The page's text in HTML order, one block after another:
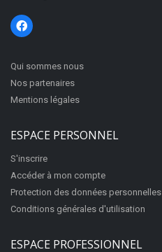
Qui sommes nous
Nos partenaires
Mentions légales
ESPACE PERSONNEL
S'inscrire
Accéder à mon compte
Protection des données personnelles
Conditions générales d'utilisation
ESPACE PROFESSIONNEL